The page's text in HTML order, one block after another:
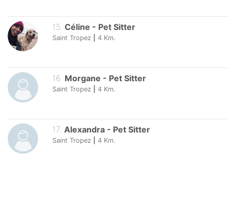
15 Céline - Pet Sitter
Saint Tropez 4 Km.
16 Morgane - Pet Sitter
Saint Tropez 4 Km.
17. Alexandra - Pet Sitter
Saint Tropez 4 Km.